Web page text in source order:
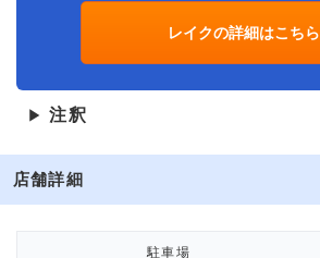
レイクの詳細はこちら
▶ 注釈
店舗詳細
駐車場